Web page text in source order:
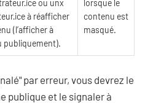
ou unx
à réafficher
(l’afficher à
publiquement).
lorsque le
contenu est
masqué.
par erreur, vous devrez le
publique et le signaler à